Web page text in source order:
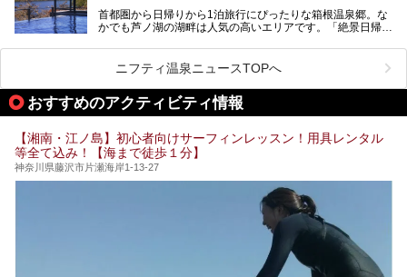
業」「駅近」など、目的別に厳選して紹介します。
今の気分にぴったりの施設を見つけて、最高のリフレッシュ
昭和の日本を代表する建築家の一人、村野藤吾が芦ノ湖の畔
に建てた桃源郷のようなホテルがここ。自家源泉の温泉や、
提供元：株式会社西武・プリンスホテルズワールドワイド
【PR】
この記事はザ・プリンス 箱根芦ノ湖のPR記事です。
首都圏から日帰りから1泊旅行にぴったりな箱根温泉郷。な
かでも芦ノ湖の湖畔は人気の高いエリアです。「絶景日帰り
が楽しめるまさに眺望自慢の日帰り温泉。
そしてここは全24室の「箱根 芦ノ湖畔蛸川温泉 龍宮殿」と
して宿泊もできます。宿泊者は「龍宮殿本館」の営業時間に
加えて、朝6時からの宿泊者専用時間帯にも「龍宮殿本館」
のお風呂が利用できます。
今回は日帰り温泉としての「絶景日帰り温泉 龍宮殿本館
（以下、龍宮殿本館）」と、旅館としての「箱根 芦ノ湖畔
蛸川温泉 龍宮殿（以下、龍宮殿）」の両方の魅力をたっぷ
りお伝えします！
ここは箱根神社、九頭龍神社、白龍神社、箱根元宮と箱根の
4つの神社に囲まれたパワースポットです。
提供元：株式会社西武・プリンスホテルズワールドワイド
この記事は箱根 芦ノ湖畔蛸川温泉 龍宮殿のPR記事です。
ニフティ温泉ニュースTOPへ
おすすめのアクティビティ情報
【湘南・江ノ島】初心者向けサーフィンレッスン！用具レンタル
等全て込み！【海まで徒歩１分】
神奈川県藤沢市片瀬海岸1-13-27